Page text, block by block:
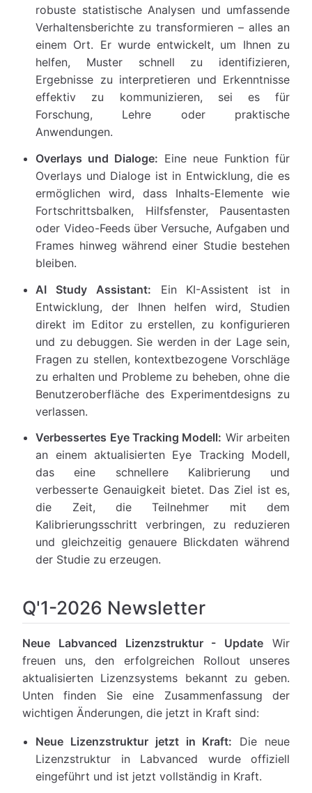
robuste statistische Analysen und umfassende
Verhaltensberichte zu transformieren – alles an
einem Ort. Er wurde entwickelt, um Ihnen zu
helfen, Muster schnell zu identifizieren,
Ergebnisse zu interpretieren und Erkenntnisse
effektiv zu kommunizieren, sei es für
Forschung, Lehre oder praktische
Anwendungen.
Overlays und Dialoge: Eine neue Funktion für
Overlays und Dialoge ist in Entwicklung, die es
ermöglichen wird, dass Inhalts-Elemente wie
Fortschrittsbalken, Hilfsfenster, Pausentasten
oder Video-Feeds über Versuche, Aufgaben und
Frames hinweg während einer Studie bestehen
bleiben.
AI Study Assistant: Ein KI-Assistent ist in
Entwicklung, der Ihnen helfen wird, Studien
direkt im Editor zu erstellen, zu konfigurieren
und zu debuggen. Sie werden in der Lage sein,
Fragen zu stellen, kontextbezogene Vorschläge
zu erhalten und Probleme zu beheben, ohne die
Benutzeroberfläche des Experimentdesigns zu
verlassen.
Verbessertes Eye Tracking Modell: Wir arbeiten
an einem aktualisierten Eye Tracking Modell,
das eine schnellere Kalibrierung und
verbesserte Genauigkeit bietet. Das Ziel ist es,
die Zeit, die Teilnehmer mit dem
Kalibrierungsschritt verbringen, zu reduzieren
und gleichzeitig genauere Blickdaten während
der Studie zu erzeugen.
Q'1-2026 Newsletter
Neue Labvanced Lizenzstruktur - Update Wir
freuen uns, den erfolgreichen Rollout unseres
aktualisierten Lizenzsystems bekannt zu geben.
Unten finden Sie eine Zusammenfassung der
wichtigen Änderungen, die jetzt in Kraft sind:
Neue Lizenzstruktur jetzt in Kraft: Die neue
Lizenzstruktur in Labvanced wurde offiziell
eingeführt und ist jetzt vollständig in Kraft.